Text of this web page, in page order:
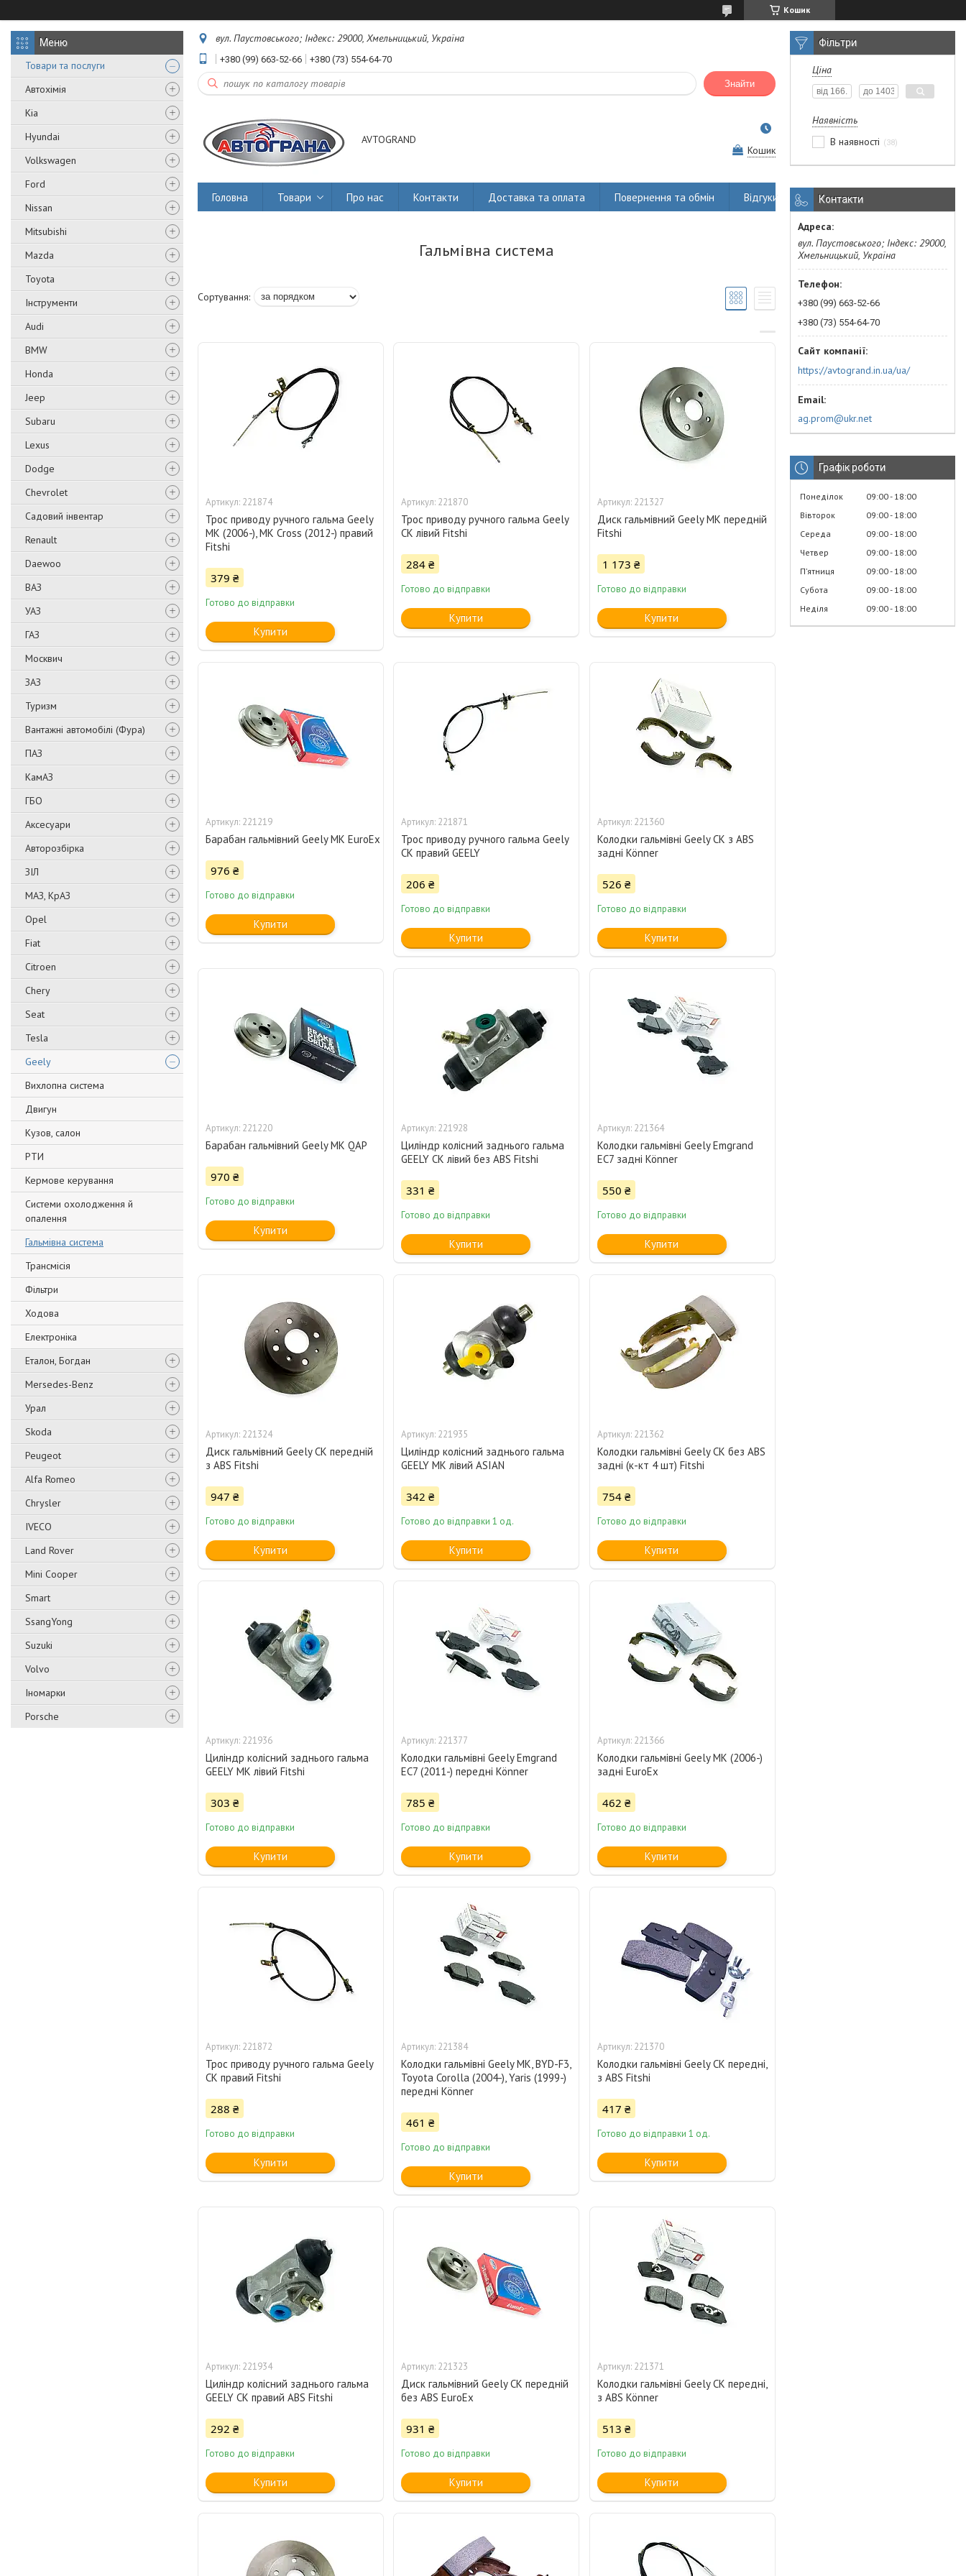
Кошик
Товари та послуги
Автохімія
Kia
Hyundai
Volkswagen
Ford
Nissan
Mitsubishi
Mazda
Toyota
Інструменти
Audi
BMW
Honda
Jeep
Subaru
Lexus
Dodge
Chevrolet
Садовий інвентар
Renault
Daewoo
ВАЗ
УАЗ
ГАЗ
Москвич
ЗАЗ
Туризм
Вантажні автомобілі (Фура)
ПАЗ
КамАЗ
ГБО
Аксесуари
Авторозбірка
ЗІЛ
МАЗ, КрАЗ
Opel
Fiat
Citroen
Chery
Seat
Tesla
Geely
Вихлопна система
Двигун
Кузов, салон
РТИ
Кермове керування
Системи охолодження й
опалення
Гальмівна система
Трансмісія
Фільтри
Ходова
Електроніка
Еталон, Богдан
Mersedes-Benz
Урал
Skoda
Peugeot
Alfa Romeo
Chrysler
IVECO
Land Rover
Mini Cooper
Smart
SsangYong
Suzuki
Volvo
Іномарки
Porsche
вул. Паустовського; Індекс: 29000, Хмельницький, Україна
+380 (99) 663-52-66 +380 (73) 554-64-70
Знайти
AVTOGRAND
Кошик
Головна Товари Про нас Контакти Доставка та оплата Повернення та обмін Відгуки
Гальмівна система
221874
Трос приводу ручного гальма Geely
MK (2006-), MK Cross (2012-) правий
Fitshi
379 ₴
Готово до відправки
Купити
221870
Трос приводу ручного гальма Geely
CK лівий Fitshi
284 ₴
Готово до відправки
Купити
221327
Диск гальмівний Geely MK передній
Fitshi
1 173 ₴
Готово до відправки
Купити
221219
Барабан гальмівний Geely MK EuroEx
976 ₴
Готово до відправки
Купити
221871
Трос приводу ручного гальма Geely
CK правий GEELY
206 ₴
Готово до відправки
Купити
221360
Колодки гальмівні Geely CK з ABS
задні Könner
526 ₴
Готово до відправки
Купити
221220
Барабан гальмівний Geely MK QAP
970 ₴
Готово до відправки
Купити
221928
Циліндр колісний заднього гальма
GEELY CK лівий без ABS Fitshi
331 ₴
Готово до відправки
Купити
221364
Колодки гальмівні Geely Emgrand
EC7 задні Könner
550 ₴
Готово до відправки
Купити
221324
Диск гальмівний Geely CK передній
з ABS Fitshi
947 ₴
Готово до відправки
Купити
221935
Циліндр колісний заднього гальма
GEELY MK лівий ASIAN
342 ₴
Готово до відправки 1 од.
Купити
221362
Колодки гальмівні Geely CK без ABS
задні (к-кт 4 шт) Fitshi
754 ₴
Готово до відправки
Купити
221936
Циліндр колісний заднього гальма
GEELY MK лівий Fitshi
303 ₴
Готово до відправки
Купити
221377
Колодки гальмівні Geely Emgrand
EC7 (2011-) передні Könner
785 ₴
Готово до відправки
Купити
221366
Колодки гальмівні Geely MK (2006-)
задні EuroEx
462 ₴
Готово до відправки
Купити
221872
Трос приводу ручного гальма Geely
CK правий Fitshi
288 ₴
Готово до відправки
Купити
221384
Колодки гальмівні Geely MK, BYD-F3,
Toyota Corolla (2004-), Yaris (1999-)
передні Könner
461 ₴
Готово до відправки
Купити
221370
Колодки гальмівні Geely CK передні,
з ABS Fitshi
417 ₴
Готово до відправки 1 од.
Купити
221934
Циліндр колісний заднього гальма
GEELY CK правий ABS Fitshi
292 ₴
Готово до відправки
Купити
221323
Диск гальмівний Geely CK передній
без ABS EuroEx
931 ₴
Готово до відправки
Купити
221371
Колодки гальмівні Geely CK передні,
з ABS Könner
513 ₴
Готово до відправки
Купити
Фільтри
Ціна
Наявність
В наявності
38
Контакти
вул. Паустовського; Індекс: 29000,
Хмельницький, Україна
+380 (99) 663-52-66
+380 (73) 554-64-70
https://avtogrand.in.ua/ua/
ag.prom@ukr.net
Графік роботи
Понеділок 09:00 18:00
Вівторок
09:00 18:00
Середа
09:00 18:00
Четвер
09:00 18:00
Пʼятниця
09:00 18:00
Субота
09:00 18:00
Неділя
09:00 18:00